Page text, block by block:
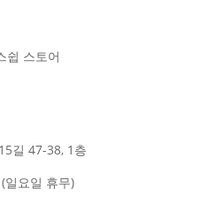
쉽 스토어
길 47-38, 1층
일요일 휴무)